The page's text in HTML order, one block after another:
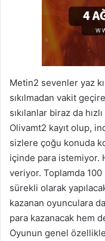
Metin2 sevenler yaz
sıkılmadan vakit
sıkılanlar biraz da
Olivamt2 kayıt olup,
sizlere çoğu konuda
içinde para istemiyor.
veriyor. Toplamda
sürekli olarak
kazanan oyunculara
para kazanacak hem
Oyunun genel